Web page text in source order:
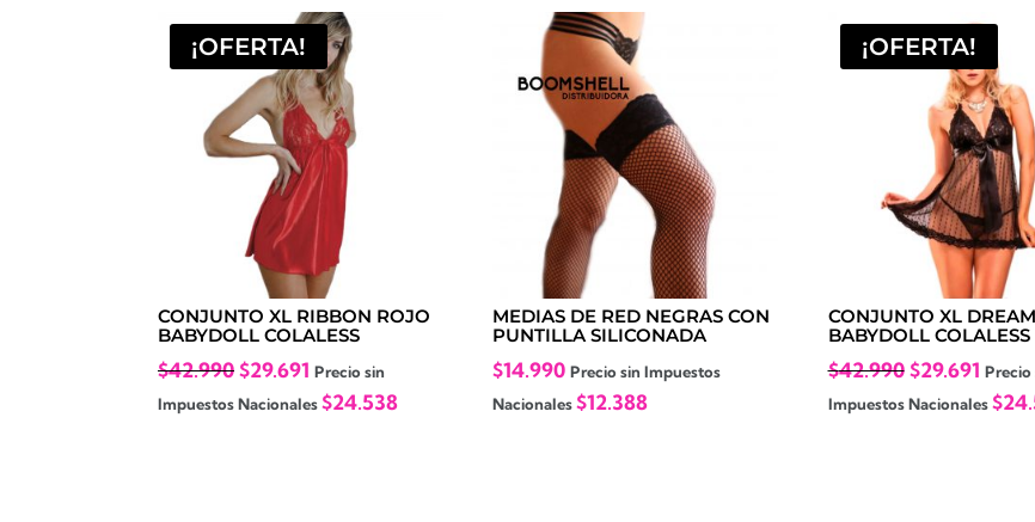
¡OFERTA!
CONJUNTO XL RIBBON ROJO
BABYDOLL COLALESS
$42.990El
precio
$29.691 El
precio
Precio sin
Impuestos Nacionales$24.538
MEDIAS DE RED NEGRAS CON
PUNTILLA SILICONADA
$14.990 Precio sin Impuestos
Nacionales$12.388
¡OFERTA!
CONJUNTO XL
BABYDOLL COLALESS
$42.990 El
precio
$29.691El
Precio
Impuestos Nacionales$